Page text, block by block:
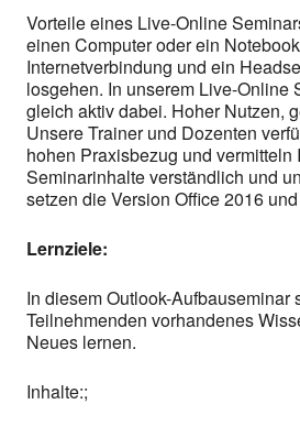
Vorteile eines Live-Online
einen Computer oder ein
Internetverbindung und ein
losgehen. In unserem Live-Online
gleich aktiv dabei. Hoher Nutzen,
Unsere Trainer und Dozenten
hohen Praxisbezug und vermitteln
Seminarinhalte verständlich und
setzen die Version Office 2016
Lernziele:
In diesem Outlook-Aufbauseminar
Teilnehmenden vorhandenes
Neues lernen.
Inhalte:;